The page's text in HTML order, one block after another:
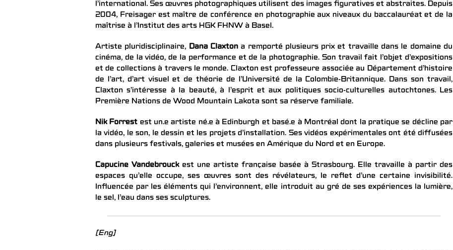
l’international. Ses œuvres photographiques utilisent des images figuratives et abstraites. Depuis
2004, Freisager est maître de conférence en photographie aux niveaux du baccalauréat et de la
maîtrise à l’Institut des arts HGK FHNW à Basel.
Artiste pluridisciplinaire, Dana Claxtona remporté plusieurs prix et travaille dans le domaine du
cinéma, de la vidéo, de la performance et de la photographie. Son travail fait l’objet d’expositions
et de collections à travers le monde. Claxton est professeure associée au Département d’histoire
de l’art, d’art visuel et de théorie de l’Université de la Colombie-Britannique. Dans son travail,
Claxton s’intéresse à la beauté, à l’esprit et aux politiques socio-culturelles autochtones. Les
Première Nations de Wood Mountain Lakota sont sa réserve familiale.
Nik Forrest est un.e artiste né.e à Edinburgh et basé.e à Montréal dont la pratique se décline par
la vidéo, le son, le dessin et les projets d’installation. Ses vidéos expérimentales ont été diffusées
dans plusieurs festivals, galeries et musées en Amérique du Nord et en Europe.
Capucine Vandebrouckest une artiste française basée à Strasbourg. Elle travaille à partir des
espaces qu’elle occupe, ses œuvres sont des révélateurs, le reflet d’une certaine invisibilité.
Influencée par les éléments qui l’environnent, elle introduit au gré de ses expériences la lumière,
le sel, l’eau dans ses sculptures.
[Eng]